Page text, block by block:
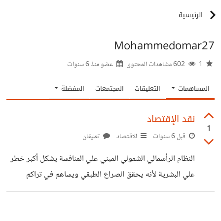
الرئيسية
Mohammedomar27
عضو منذ6 سنوات
المساهمات التعليقات المجتمعات المفضلة
1
نقد الإقتصاد
قبل 6 سنوات الاقتصاد تعليقان
النظام الرأسمالي الشمولي المبني علي المنافسة يشكل أكبر خطر
علي البشرية لأنه يحقق الصراع الطبقي ويساهم في تراكم
الثروات لدى الاقطاعيين علي عكس الإشتراكي المتين الذي يمكن